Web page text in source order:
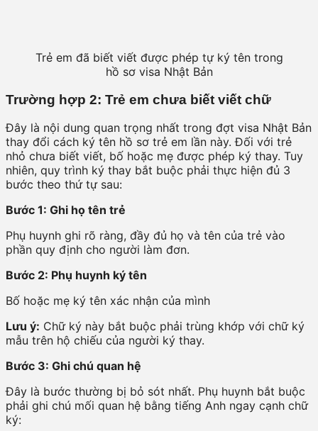
Trẻ em đã biết viết được phép tự ký tên trong
hồ sơ visa Nhật Bản
Trường hợp 2: Trẻ em chưa biết viết chữ
Đây là nội dung quan trọng nhất trong đợt visa Nhật Bản
thay đổi cách ký tên hồ sơ trẻ em lần này. Đối với trẻ
nhỏ chưa biết viết, bố hoặc mẹ được phép ký thay. Tuy
nhiên, quy trình ký thay bắt buộc phải thực hiện đủ 3
bước theo thứ tự sau:
Bước 1: Ghi họ tên trẻ
Phụ huynh ghi rõ ràng, đầy đủ họ và tên của trẻ vào
phần quy định cho người làm đơn.
Bước 2: Phụ huynh ký tên
Bố hoặc mẹ ký tên xác nhận của mình
Lưu ý: Chữ ký này bắt buộc phải trùng khớp với chữ ký
mẫu trên hộ chiếu của người ký thay.
Bước 3: Ghi chú quan hệ
Đây là bước thường bị bỏ sót nhất. Phụ huynh bắt buộc
phải ghi chú mối quan hệ bằng tiếng Anh ngay cạnh chữ
ký: